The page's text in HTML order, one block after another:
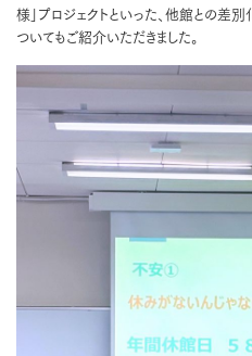
様」プロジェクトといった、他館との差
ついてもご紹介いただきました。